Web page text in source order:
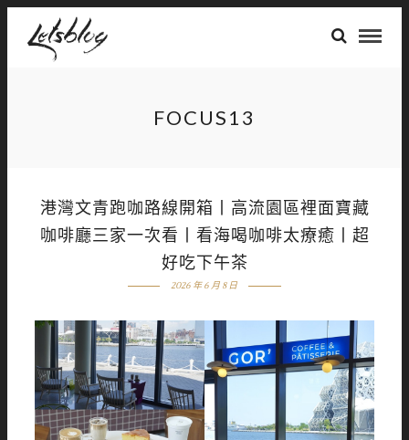
FOCUS13
港灣文青跑咖路線開箱丨高流園區裡面寶藏
咖啡廳三家一次看丨看海喝咖啡太療癒丨超
好吃下午茶
2026 年 6 月 8 日